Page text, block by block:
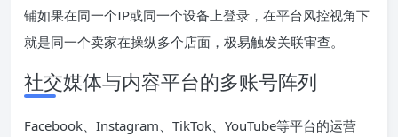
铺如果在同一个IP或同一个设备上登录，在平台风控视角下
就是同一个卖家在操纵多个店面，极易触发关联审查。
社交媒体与内容平台的多账号阵列
Facebook、Instagram、TikTok、YouTube等平台的运营